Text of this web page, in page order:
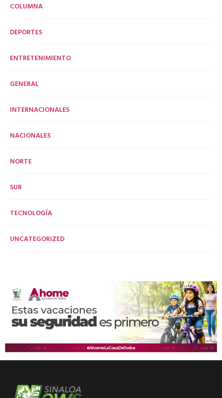
COLUMNA
DEPORTES
ENTRETENIMIENTO
GENERAL
INTERNACIONALES
NACIONALES
NORTE
SUR
TECNOLOGÍA
UNCATEGORIZED